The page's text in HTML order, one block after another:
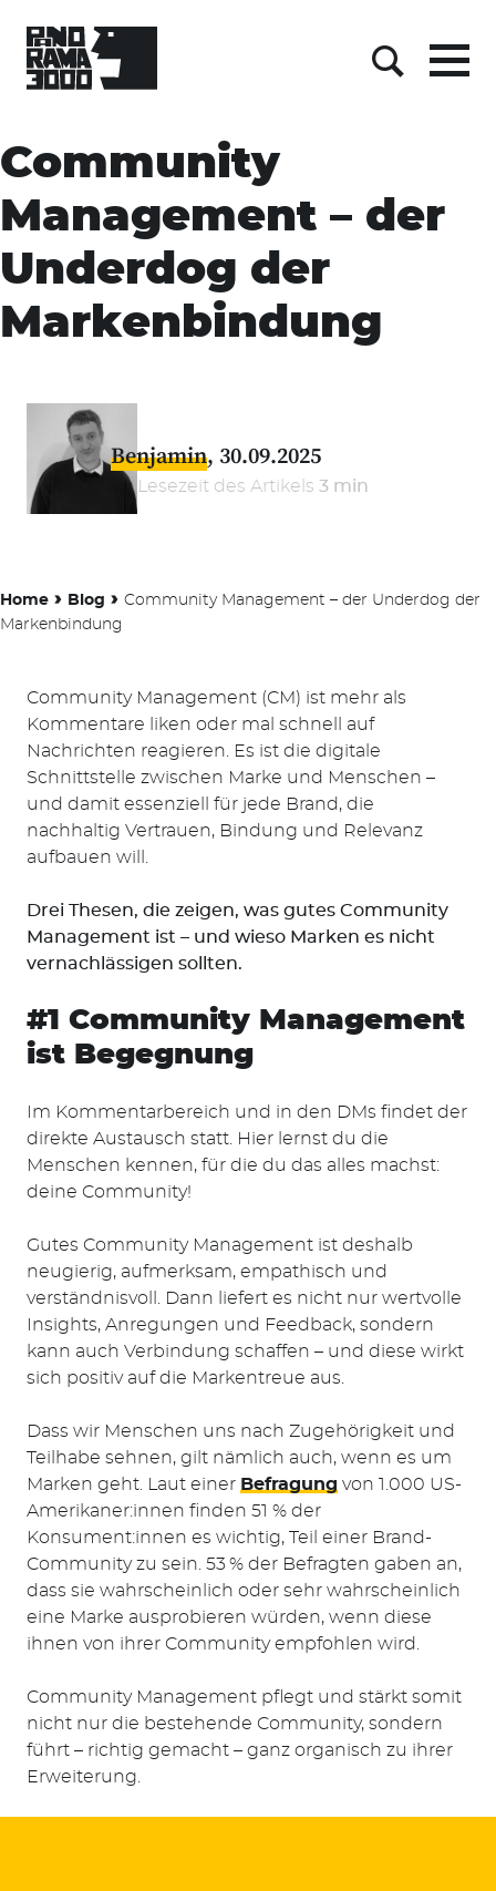
content
Menu
Menu
Community
Management – der
Underdog der
Markenbindung
Benjamin 30.09.2025
Lesezeit des Artikels 3 min
Home › Blog › Community Management – der Underdog der
Markenbindung
Community Management (CM) ist mehr als
Kommentare liken oder mal schnell auf
Nachrichten reagieren. Es ist die digitale
Schnittstelle zwischen Marke und Menschen –
und damit essenziell für jede Brand, die
nachhaltig Vertrauen, Bindung und Relevanz
aufbauen will.
Drei Thesen, die zeigen, was gutes Community
Management ist – und wieso Marken es nicht
vernachlässigen sollten.
#1 Community Management
ist Begegnung
Im Kommentarbereich und in den DMs findet der
direkte Austausch statt. Hier lernst du die
Menschen kennen, für die du das alles machst:
deine Community!
Gutes Community Management ist deshalb
neugierig, aufmerksam, empathisch und
verständnisvoll. Dann liefert es nicht nur wertvolle
Insights, Anregungen und Feedback, sondern
kann auch Verbindung schaffen – und diese wirkt
sich positiv auf die Markentreue aus.
Dass wir Menschen uns nach Zugehörigkeit und
Teilhabe sehnen, gilt nämlich auch, wenn es um
Marken geht. Laut einer Befragung von 1.000 US-
Amerikaner:innen finden 51 % der
Konsument:innen es wichtig, Teil einer Brand-
Community zu sein. 53 % der Befragten gaben an,
dass sie wahrscheinlich oder sehr wahrscheinlich
eine Marke ausprobieren würden, wenn diese
ihnen von ihrer Community empfohlen wird.
Community Management pflegt und stärkt somit
nicht nur die bestehende Community, sondern
führt – richtig gemacht – ganz organisch zu ihrer
Erweiterung.